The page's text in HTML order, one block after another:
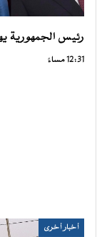
رئيس الجمهورية
12:31 مساءً
أخبار أخرى